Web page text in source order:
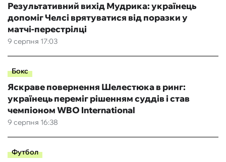
9 серпня 17:03
Результативний вихід Мудрика: українець
допоміг Челсі врятуватися від поразки у
матчі-перестрілці
Бокс
9 серпня 16:38
Яскраве повернення Шелестюка в ринг:
українець переміг рішенням суддів і став
чемпіоном WBO International
Футбол